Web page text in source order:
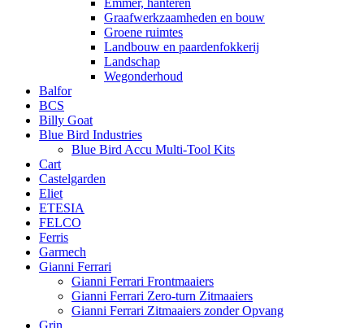
Graafwerkzaamheden en bouw
Groene ruimtes
Landbouw en paardenfokkerij
Landschap
Wegonderhoud
Balfor
BCS
Billy Goat
Blue Bird Industries
Blue Bird Accu Multi-Tool Kits
Cart
Castelgarden
Eliet
ETESIA
FELCO
Ferris
Garmech
Gianni Ferrari
Gianni Ferrari Frontmaaiers
Gianni Ferrari Zero-turn Zitmaaiers
Gianni Ferrari Zitmaaiers zonder Opvang
Grin